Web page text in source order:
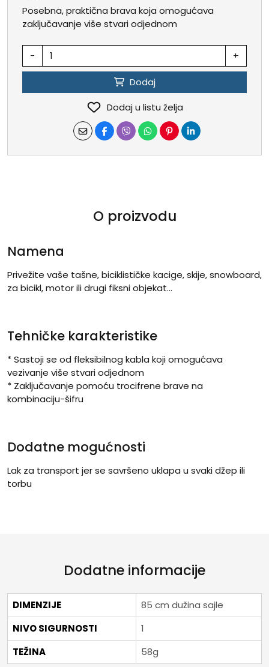
Posebna, praktična brava koja omogućava
zaključavanje više stvari odjednom
- +
Dodaj
Dodaj u listu želja
O proizvodu
Namena
Privežite vaše tašne, biciklističke kacige, skije, snowboard,
za bicikl, motor ili drugi fiksni objekat...
Tehničke karakteristike
* Sastoji se od fleksibilnog kabla koji omogućava
vezivanje više stvari odjednom
* Zaključavanje pomoću trocifrene brave na
kombinaciju-šifru
Dodatne mogućnosti
Lak za transport jer se savršeno uklapa u svaki džep ili
torbu
Dodatne informacije
DIMENZIJE
85 cm dužina sajle
NIVO SIGURNOSTI
1
TEŽINA
58g